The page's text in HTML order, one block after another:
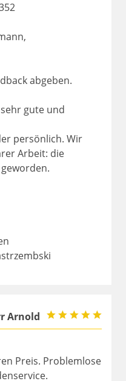
abgeben.
gute und
persönlich. Wir
Arbeit: die
Arnold
Preis. Problemlose